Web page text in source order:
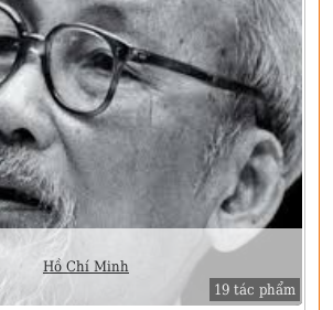
Hồ Chí Minh
19 tác phẩm